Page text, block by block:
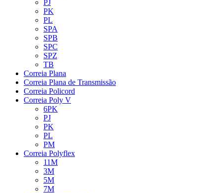
PJ
PK
PL
SPA
SPB
SPC
SPZ
TB
Correia Plana
Correia Plana de Transmissão
Correia Policord
Correia Poly V
6PK
PJ
PK
PL
PM
Correia Polyflex
11M
3M
5M
7M